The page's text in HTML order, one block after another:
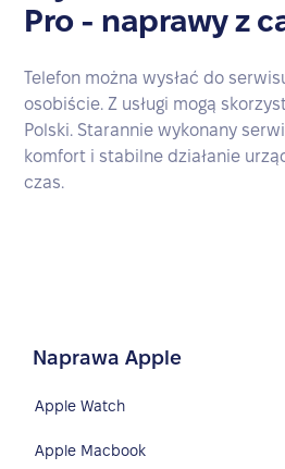
Pro - naprawy z
Telefon można wysłać do
osobiście. Z usługi mogą
Polski. Starannie wykonany
komfort i stabilne działanie
czas.
Naprawa Apple
Apple Watch
Apple Macbook